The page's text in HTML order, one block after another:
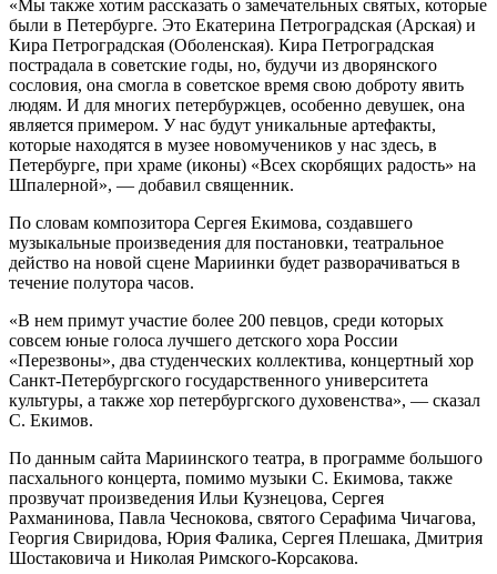
«Мы также хотим рассказать о замечательных святых, которые
были в Петербурге. Это Екатерина Петроградская (Арская) и
Кира Петроградская (Оболенская). Кира Петроградская
пострадала в советские годы, но, будучи из дворянского
сословия, она смогла в советское время свою доброту явить
людям. И для многих петербуржцев, особенно девушек, она
является примером. У нас будут уникальные артефакты,
которые находятся в музее новомучеников у нас здесь, в
Петербурге, при храме (иконы) «Всех скорбящих радость» на
Шпалерной», — добавил священник.
По словам композитора Сергея Екимова, создавшего
музыкальные произведения для постановки, театральное
действо на новой сцене Мариинки будет разворачиваться в
течение полутора часов.
«В нем примут участие более 200 певцов, среди которых
совсем юные голоса лучшего детского хора России
«Перезвоны», два студенческих коллектива, концертный хор
Санкт-Петербургского государственного университета
культуры, а также хор петербургского духовенства», — сказал
С. Екимов.
По данным сайта Мариинского театра, в программе большого
пасхального концерта, помимо музыки С. Екимова, также
прозвучат произведения Ильи Кузнецова, Сергея
Рахманинова, Павла Чеснокова, святого Серафима Чичагова,
Георгия Свиридова, Юрия Фалика, Сергея Плешака, Дмитрия
Шостаковича и Николая Римского-Корсакова.